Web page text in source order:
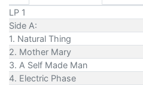
LP 1
Side A:
1. Natural Thing
2. Mother Mary
3. A Self Made Man
4. Electric Phase